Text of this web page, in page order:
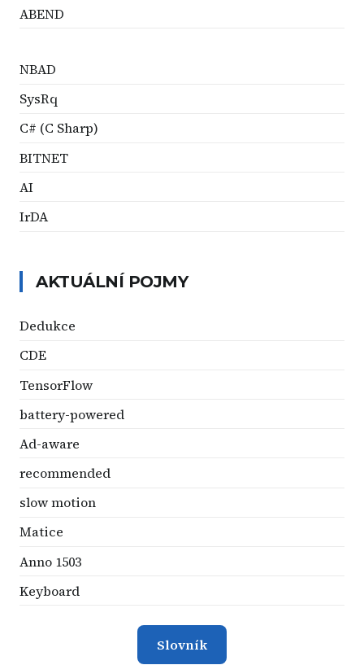
ABEND
NBAD
SysRq
C# (C Sharp)
BITNET
AI
IrDA
AKTUÁLNÍ POJMY
Dedukce
CDE
TensorFlow
battery-powered
Ad-aware
recommended
slow motion
Matice
Anno 1503
Keyboard
Slovník